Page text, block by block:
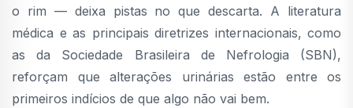
o rim — deixa pistas no que descarta. A literatura
médica e as principais diretrizes internacionais, como
as da Sociedade Brasileira de Nefrologia (SBN),
reforçam que alterações urinárias estão entre os
primeiros indícios de que algo não vai bem.